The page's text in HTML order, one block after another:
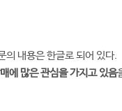
의 내용은 한글로 되어 있다.
에 많은 관심을 가지고 있음